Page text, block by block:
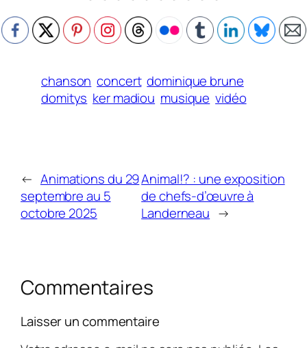
chanson concert dominique brune
domitys ker madiou musique vidéo
← Animations du 29
septembre au 5
octobre 2025
Animal!? : une exposition
de chefs-d’œuvre à
Landerneau →
Commentaires
Laisser un commentaire